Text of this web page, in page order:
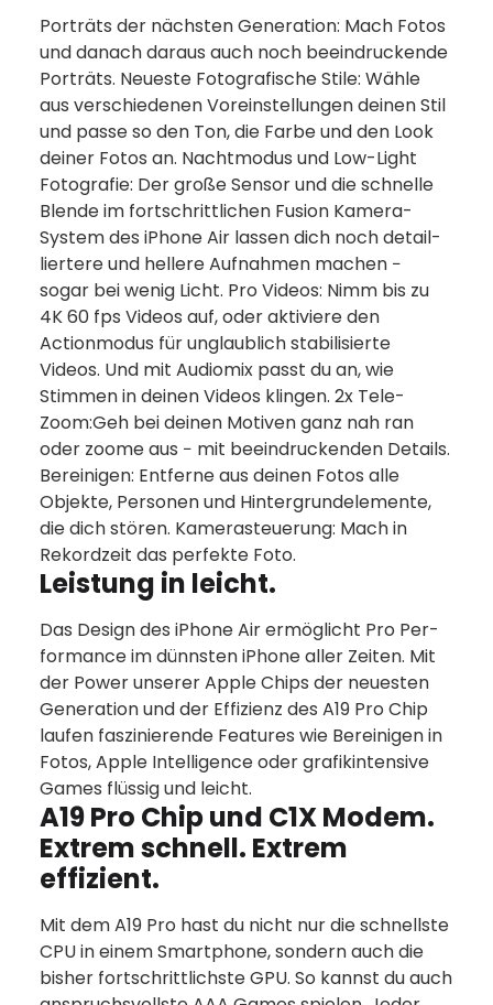
Porträts der nächsten Gene­ra­tion: Mach Fotos
und danach daraus auch noch beein­druckende
Porträts. Neueste Fotografische Stile: Wähle
aus ver­schie­denen Vor­einstellungen deinen Stil
und passe so den Ton, die Farbe und den Look
deiner Fotos an. Nacht­modus und Low-Light
Foto­grafie: Der große Sensor und die schnelle
Blende im fortschritt­lichen Fusion Kamera-
System des iPhone Air lassen dich noch detail­
liertere und hellere Auf­nahmen machen −
sogar bei wenig Licht. Pro Videos: Nimm bis zu
4K 60 fps Videos auf, oder aktiviere den
Actionmodus für unglaub­lich stabilisierte
Videos. Und mit Audiomix passt du an, wie
Stimmen in deinen Videos klingen. 2x Tele-
Zoom:Geh bei deinen Motiven ganz nah ran
oder zoome aus − mit beein­druckenden Details.
Bereinigen: Entferne aus deinen Fotos alle
Objekte, Per­sonen und Hinter­grundelemente,
die dich stören. Kamera­steuerung: Mach in
Rekordzeit das perfekte Foto.
Leistung in leicht.
Das Design des iPhone Air ermög­licht Pro Per­
for­mance im dünnsten iPhone aller Zeiten. Mit
der Power unserer Apple Chips der neu­esten
Gene­ra­tion und der Effizienz des A19 Pro Chip
laufen fas­zi­nie­rende Features wie Bereinigen in
Fotos, Apple Intelligence oder grafik­intensive
Games flüssig und leicht.
A19 Pro Chip und C1X Modem.
Extrem schnell. Extrem
effizient.
Mit dem A19 Pro hast du nicht nur die schnellste
CPU in einem Smart­phone, sondern auch die
bisher fort­schritt­lichste GPU. So kannst du auch